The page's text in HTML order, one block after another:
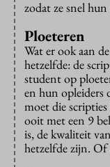
zodat ze snel
Ploeteren
Wat er ook aan
hetzelfde: de
student op
en hun opleiders
moet die
ooit met een 9
is, de kwaliteit
hetzelfde zijn. Of